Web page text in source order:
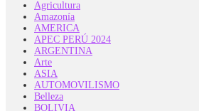
Agricultura
Amazonía
AMERICA
APEC PERÚ 2024
ARGENTINA
Arte
ASIA
AUTOMOVILISMO
Belleza
BOLIVIA